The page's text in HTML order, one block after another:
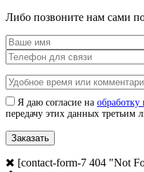
Либо позвоните нам сами
Я даю согласие на
передачу этих данных третьим
[contact-form-7 404 "Not